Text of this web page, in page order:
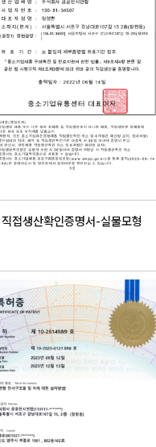
직접생산확인증명서-실물모형